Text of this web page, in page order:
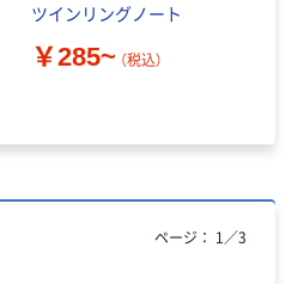
ツインリングノート
￥285~ （税込）
ページ： 1 ／3